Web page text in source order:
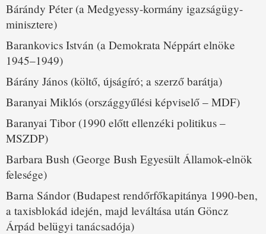
Bárándy Péter (a Medgyessy-kormány igazságügy-
minisztere)
Barankovics István (a Demokrata Néppárt elnöke
1945–1949)
Bárány János (költő, újságíró; a szerző barátja)
Baranyai Miklós (országgyűlési képviselő – MDF)
Baranyai Tibor (1990 előtt ellenzéki politikus –
MSZDP)
Barbara Bush (George Bush Egyesült Államok-elnök
felesége)
Barna Sándor (Budapest rendőrfőkapitánya 1990-ben,
a taxisblokád idején, majd leváltása után Göncz
Árpád belügyi tanácsadója)